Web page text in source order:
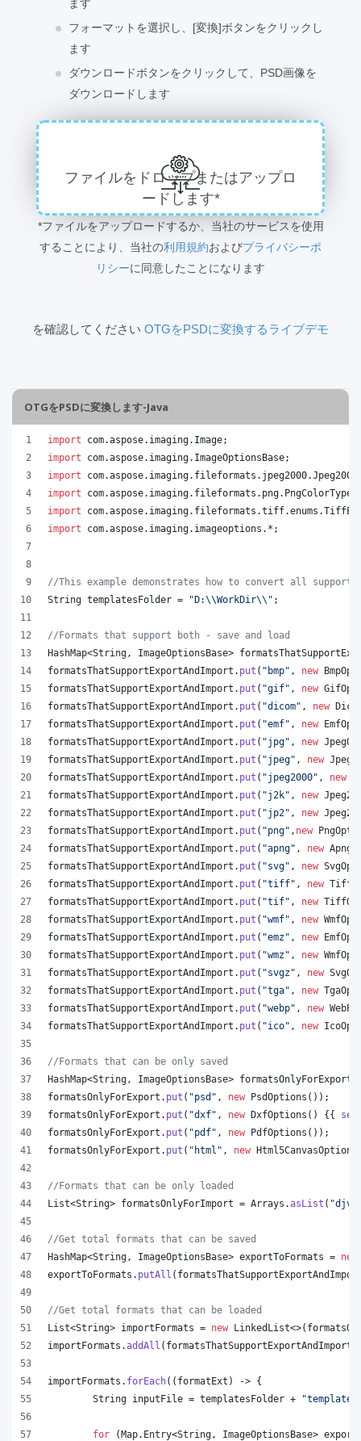
ます
フォーマットを選択し、[変換]ボタンをクリックし
ます
ダウンロードボタンをクリックして、PSD画像を
ダウンロードします
ファイルをドロップまたはアップロ
ードします*
*ファイルをアップロードするか、当社のサービスを使用
することにより、当社の利用規約およびプライバシーポ
リシーに同意したことになります
を確認してください OTGをPSDに変換するライブデモ
OTGをPSDに変換します-Java
import com.aspose. imaging. Image;
import
com.aspose. imaging. ImageOptionsBase;
import
com.aspose. imaging. fileformats . jpeg2000.
import
com.aspose. imaging. fileformats . png. PngColorType
import
com.aspose. imaging. fileformats .tiff.enums .
import
com.aspose. imaging. imageoptions .*;
//This example demonstrates how to convert all
String templatesFolder = "D:\\WorkDir\\ " ;
//Formats that support both - save and load
HashMap<String , ImageOptionsBase>
formatsThatSupportExportAndImport . put ( "bmp" , new
formatsThatSupportExportAndImport . put ( "gif" , new
formatsThatSupportExportAndImport . put ( "dicom" , new
formatsThatSupportExportAndImport . put ( "emf" , new
formatsThatSupportExportAndImport . put ( "jpg" , new
formatsThatSupportExportAndImport . put ( "jpeg" , new
formatsThatSupportExportAndImport . put ( "jpeg2000" , new
formatsThatSupportExportAndImport . put ( "j2k" , new
formatsThatSupportExportAndImport . put ( "jp2" , new
formatsThatSupportExportAndImport . put ( "png" , new
formatsThatSupportExportAndImport . put ( "apng" , new
formatsThatSupportExportAndImport . put ( "svg" , new
formatsThatSupportExportAndImport . put ( "tiff" , new
formatsThatSupportExportAndImport . put ( "tif" , new
formatsThatSupportExportAndImport . put ( "wmf" , new
formatsThatSupportExportAndImport . put ( "emz" , new
formatsThatSupportExportAndImport . put ( "wmz" , new
formatsThatSupportExportAndImport . put ( "svgz" , new
formatsThatSupportExportAndImport . put ( "tga" , new
formatsThatSupportExportAndImport . put ( "webp" , new
formatsThatSupportExportAndImport . put ( "ico" , new
//Formats that can be only saved
HashMap<String , ImageOptionsBase> formatsOnlyForExport
formatsOnlyForExport . put ( "psd" , new PsdOptions ());
formatsOnlyForExport . put ( "dxf" , new DxfOptions () {{
formatsOnlyForExport . put ( "pdf" , new PdfOptions ());
formatsOnlyForExport . put ( "html" , new Html5CanvasOptions
//Formats that can be only loaded
List<String> formatsOnlyForImport = Arrays .asList (
//Get total formats that can be saved
HashMap<String , ImageOptionsBase> exportToFormats = new
exportToFormats . putAll (
//Get total formats that can be loaded
List<String> importFormats = new LinkedList<>(
importFormats .addAll ( formatsThatSupportExportAndImport
importFormats . forEach(( formatExt ) -> {
String inputFile = templatesFolder +
for (Map. Entry<String , ImageOptionsBase>